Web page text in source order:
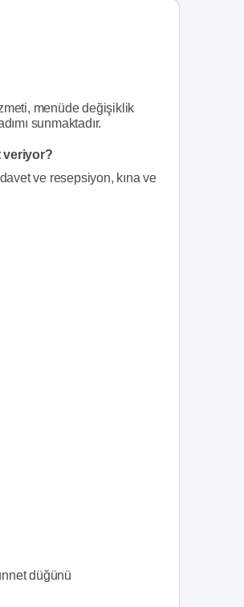
menüde değişiklik
sunmaktadır.
veriyor?
ve resepsiyon, kına ve
düğünü